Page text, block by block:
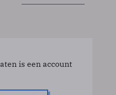
is een account